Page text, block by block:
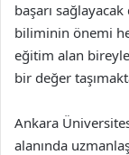
başarı
biliminin önemi
eğitim alan
bir değer
Ankara
alanında